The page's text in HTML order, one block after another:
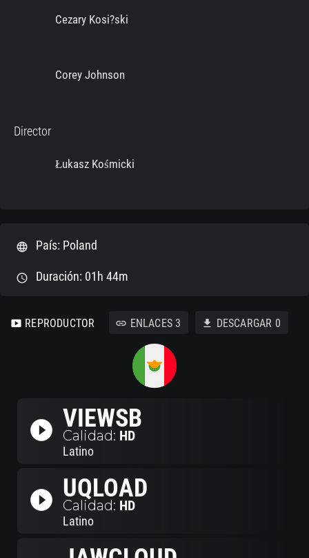
Cezary Kosi?ski
Corey Johnson
Director
Łukasz Kośmicki
language País: Poland
schedule Duración: 01h 44m
smart_display REPRODUCTOR link ENLACES 3 download DESCARGAR 0
play_circle_filled VIEWSB
Calidad: HD
Latino
play_circle_filled UQLOAD
Calidad: HD
Latino